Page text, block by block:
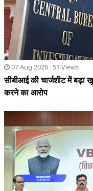
करने का आरोप
06 Aug 2026 45 Views
मुख्यमंत्री ने मेरी बेटी–मेरा